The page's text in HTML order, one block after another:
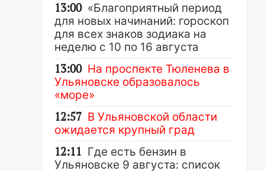
13:00 «Благоприятный период
для новых начинаний: гороскоп
для всех знаков зодиака на
неделю с 10 по 16 августа
13:00 На проспекте Тюленева в
Ульяновске образовалось
«море»
12:57 В Ульяновской области
ожидается крупный град
12:11 Где есть бензин в
Ульяновске 9 августа: список